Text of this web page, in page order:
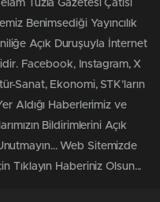
Tuzla Gazetesi Çatısı
Benimsediği Yayıncılık
Açık Duruşuyla İnternet
Facebook, Instagram, X
Sanat, Ekonomi, STK’ların
Aldığı Haberlerimiz ve
Bildirimlerini Açık
Web Sitemizde
Tıklayın Haberiniz Olsun...